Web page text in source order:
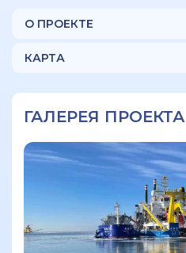
О ПРОЕКТЕ
КАРТА
ГАЛЕРЕЯ ПРОЕКТА